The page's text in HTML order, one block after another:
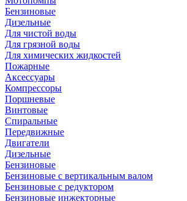
Бензиновые
Дизельные
Для чистой воды
Для грязной воды
Для химических жидкостей
Пожарные
Аксессуары
Компрессоры
Поршневые
Винтовые
Спиральные
Передвижные
Двигатели
Дизельные
Бензиновые
Бензиновые с вертикальным валом
Бензиновые с редуктором
Бензиновые инжекторные